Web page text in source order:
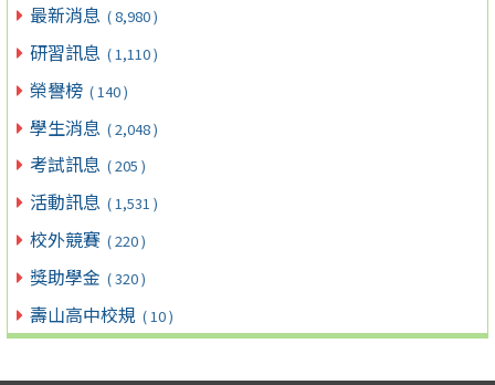
最新消息 ( 8,980 )
研習訊息 ( 1,110 )
榮譽榜 ( 140 )
學生消息 ( 2,048 )
考試訊息 ( 205 )
活動訊息 ( 1,531 )
校外競賽 ( 220 )
獎助學金 ( 320 )
壽山高中校規 ( 10 )